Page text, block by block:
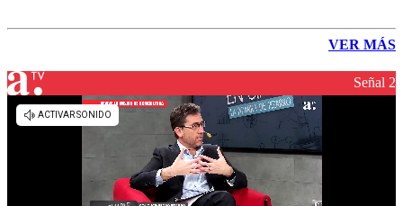
VER MÁS
Señal 2